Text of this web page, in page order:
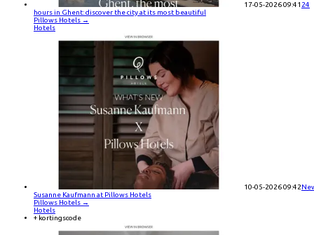
17-05-2026 09:41 24
hours in Ghent: discover the city at its most beautiful
Pillows Hotels →
Hotels
10-05-2026 09:42
Susanne Kaufmann at Pillows Hotels
Pillows Hotels →
Hotels
+ kortingscode